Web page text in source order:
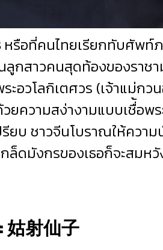
หรือที่คนไทยเรียกทับศัพท์ภ
นลูกสาวคนสุดท้องของรา
ะอวโลกิเตศวร (เจ้าแม่ก
ยความสง่างามแบบเชื่้อพ
รียบ ชาวจีนโบราณให้ควา
ล็ดมังกรของเธอก็จะสมหวั
姑射仙子